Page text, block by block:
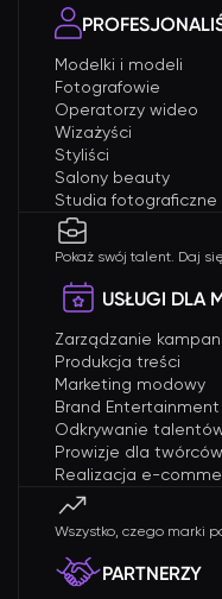
Modelki i modeli
Fotografowie
Operatorzy wideo
Wizażyści
Styliści
Salony beauty
Studia fotograficzne
Pokaż swój talent. Daj
USŁUGI DLA
Zarządzanie
Produkcja treści
Marketing modowy
Brand Entertainment
Odkrywanie
Prowizje dla twórców
Realizacja e-
Wszystko, czego marki
PARTNERZY